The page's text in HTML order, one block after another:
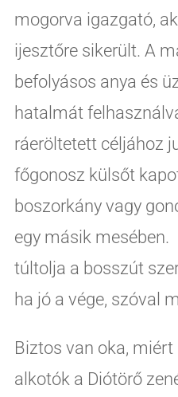
mogorva igazgató,
ijesztőre sikerült. A
befolyásos anya és
hatalmát
ráeröltetett céljához
főgonosz külsőt
boszorkány vagy
egy másik mesében.
túltolja a bosszút
ha jó a vége, szóval
Biztos van oka,
alkotók a Diótörő